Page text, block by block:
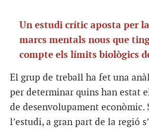
Un estudi crític aposta per
marcs mentals nous que
compte els límits biològics
El grup de treball ha fet una
per determinar quins han estat
de desenvolupament econòmic.
l’estudi, a gran part de la regió